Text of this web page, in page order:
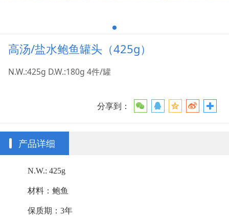
高汤/盐水鲍鱼罐头（425g）
N.W.:425g D.W.:180g 4件/罐
分享到：
产品详细
N.W.: 425g
材料：鲍鱼
保质期：3年